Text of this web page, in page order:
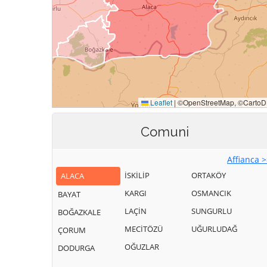
Comuni
Affianca
ALACA
BAYAT
BOĞAZKALE
ÇORUM
DODURGA
İSKİLİP
KARGI
LAÇİN
MECİTÖZÜ
OĞUZLAR
ORTAKÖY
OSMANCIK
SUNGURLU
UĞURLUDAĞ